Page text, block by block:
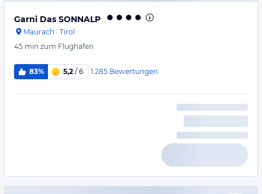
Garni Das SONNALP
Maurach · Tirol
45 min zum Flughafen
83% 5,2 / 6 1.285 Bewertungen